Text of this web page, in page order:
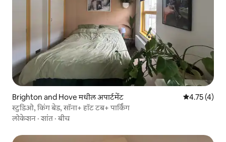
Brighton and Hove मधील अपार्टमेंट 5 पैकी 4.75
4.75 (4)
स्टुडिओ, किंग बेड, सॉना+ हॉट टब+ पार्किंग
लोकेशन ·शांत ·बीच